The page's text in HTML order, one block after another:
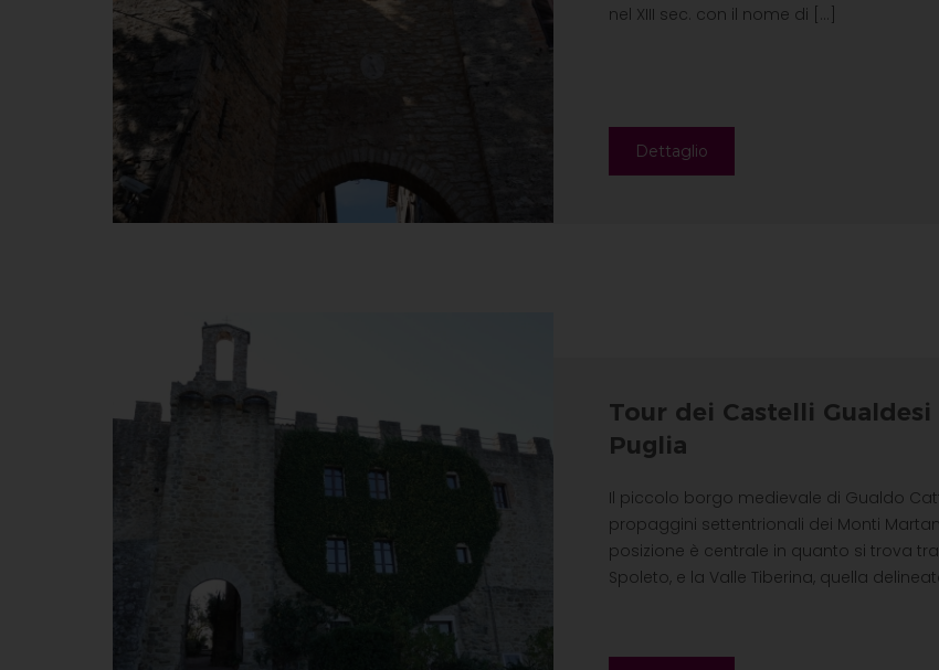
nel XIII sec. con il nome di [...]
Dettaglio
Tour dei Castelli
Puglia
Il piccolo borgo medievale di Gualdo
propaggini settentrionali dei Monti
posizione è centrale in quanto si trova
Spoleto, e la Valle Tiberina, quella